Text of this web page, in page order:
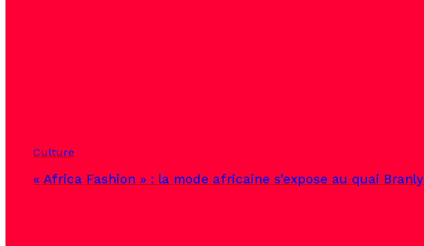
Culture
« Africa Fashion » : la mode africaine s’expose au quai Branly